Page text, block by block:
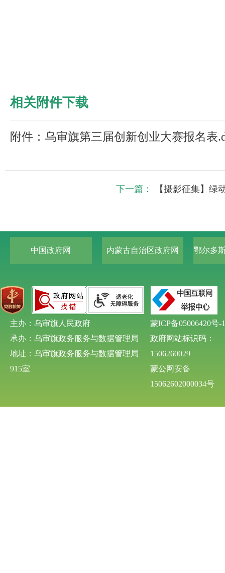
相关附件下载
附件：乌审旗第三届创新创业大赛报名表
下一篇： 【摄影征集】
中国政府网 内蒙古自治区政府网 鄂尔多
主办：乌审旗人民政府
承办：乌审旗政务服务与数据管理局
地址：乌审旗政务服务与数据管理局
915室
蒙ICP备05006420号-1
政府网站标识码：
1506260029
蒙公网安备
15062602000034号